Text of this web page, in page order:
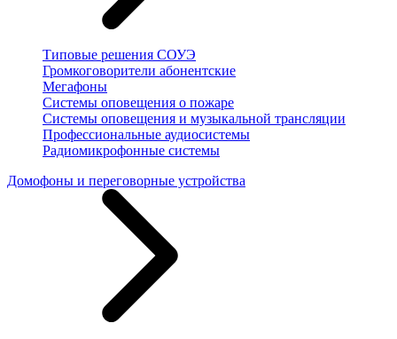
Типовые решения СОУЭ
Громкоговорители абонентские
Мегафоны
Системы оповещения о пожаре
Системы оповещения и музыкальной трансляции
Профессиональные аудиосистемы
Радиомикрофонные системы
Домофоны и переговорные устройства